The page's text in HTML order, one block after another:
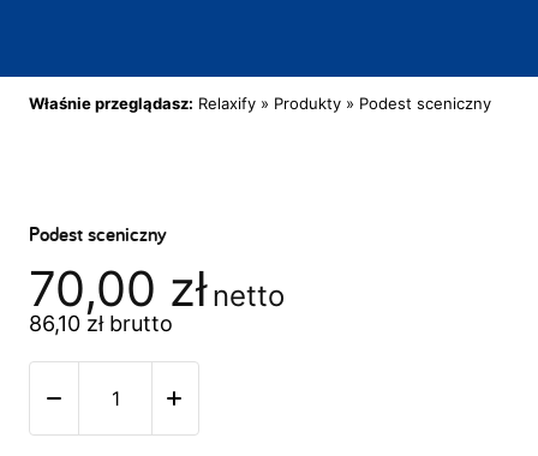
Właśnie przeglądasz: Relaxify » Produkty » Podest sceniczny
Podest sceniczny
70,00 zł netto
86,10 złbrutto